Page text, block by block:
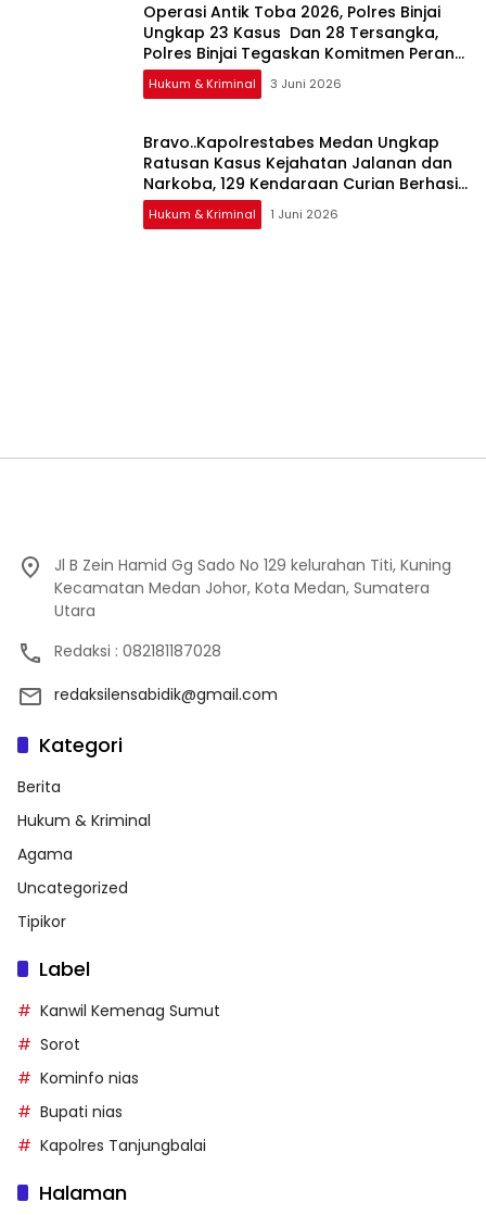
Operasi Antik Toba 2026, Polres Binjai
Ungkap 23 Kasus Dan 28 Tersangka,
Polres Binjai Tegaskan Komitmen Perangi
Narkoba Di Wilayah Hukumnya
Hukum & Kriminal 3 Juni 2026
Bravo..Kapolrestabes Medan Ungkap
Ratusan Kasus Kejahatan Jalanan dan
Narkoba, 129 Kendaraan Curian Berhasil
Diamankan
Hukum & Kriminal 1 Juni 2026
Jl B Zein Hamid Gg Sado No 129 kelurahan Titi, Kuning
Kecamatan Medan Johor, Kota Medan, Sumatera
Utara
Redaksi : 082181187028
redaksilensabidik@gmail.com
Kategori
Berita
Hukum & Kriminal
Agama
Uncategorized
Tipikor
Label
Kanwil Kemenag Sumut
Sorot
Kominfo nias
Bupati nias
Kapolres Tanjungbalai
Halaman